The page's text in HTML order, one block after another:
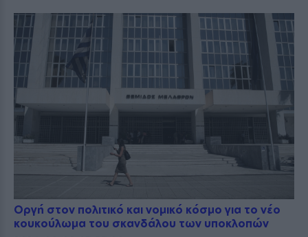
Οργή στον πολιτικό και νομικό κόσμο για το νέο
κουκούλωμα του σκανδάλου των υποκλοπών